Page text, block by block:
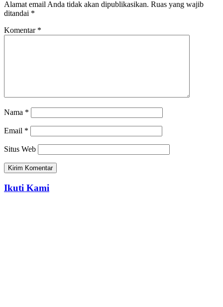
Alamat email Anda tidak akan dipublikasikan. Ruas yang wajib
ditandai *
Komentar *
Nama *
Email *
Situs Web
Ikuti Kami